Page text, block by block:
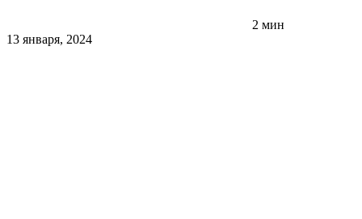
2 мин
13 января, 2024